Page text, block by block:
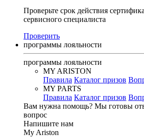
Проверьте срок действия
сервисного специалиста
Проверить
программы лояльности
программы лояльности
MY ARISTON
Правила Каталог призов
MY PARTS
Правила Каталог призов
Вам нужна помощь? Мы готовы
вопрос
Напишите нам
My Ariston